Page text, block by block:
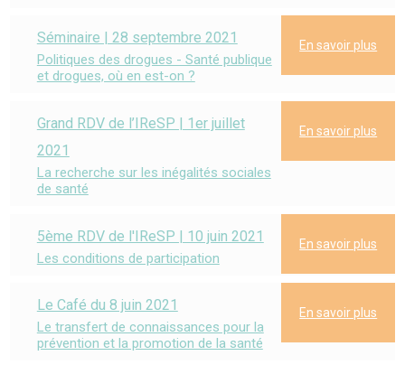
Séminaire | 28 septembre 2021
Politiques des drogues - Santé publique
et drogues, où en est-on ?
En savoir plus
Grand RDV de l’IReSP | 1er juillet
2021
La recherche sur les inégalités sociales
de santé
En savoir plus
5ème RDV de l'IReSP | 10 juin 2021
Les conditions de participation
En savoir plus
Le Café du 8 juin 2021
Le transfert de connaissances pour la
prévention et la promotion de la santé
En savoir plus